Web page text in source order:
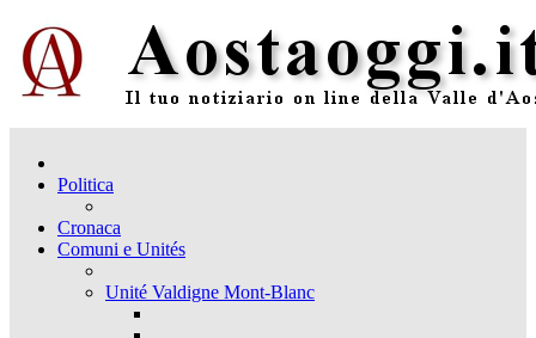
Politica
Cronaca
Comuni e Unités
Unité Valdigne Mont-Blanc